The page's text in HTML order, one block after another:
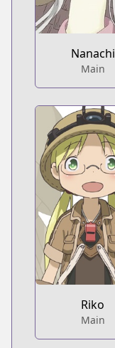
Nanachi
Main
Riko
Main